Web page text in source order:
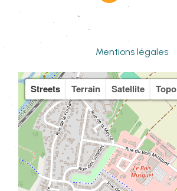
Mentions légales
Streets Terrain Satellite Topo